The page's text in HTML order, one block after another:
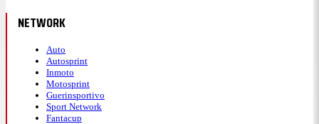
NETWORK
Auto
Autosprint
Inmoto
Motosprint
Guerinsportivo
Sport Network
Fantacup